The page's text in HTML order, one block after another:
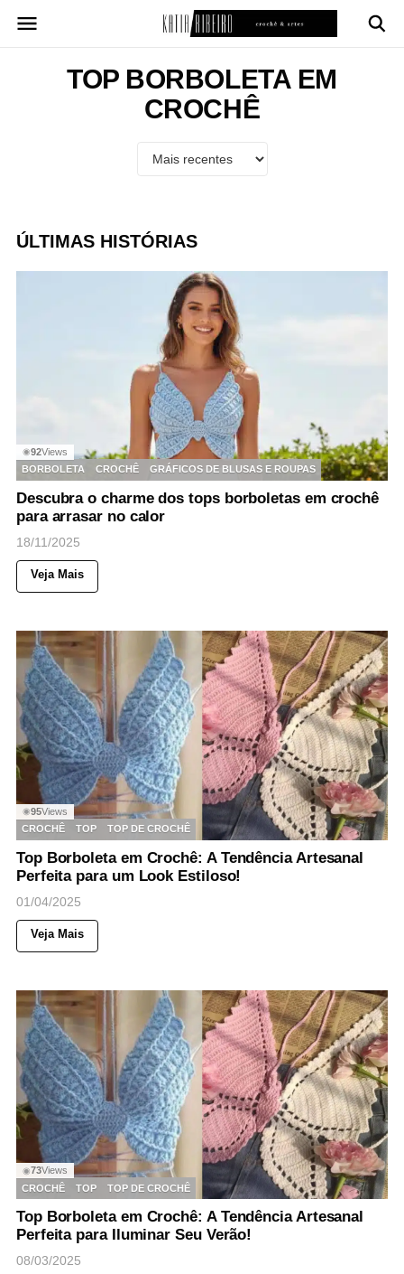
para
TOP BORBOLETA EM
CROCHÊ
ÚLTIMAS HISTÓRIAS
◉92Views
BORBOLETA
CROCHÊ GRÁFICOS DE BLUSAS E ROUPAS
Descubra o charme dos tops borboletas em crochê
para arrasar no calor
18/11/2025
Veja Mais
◉95Views
CROCHÊ
TOP TOP DE CROCHÊ
Top Borboleta em Crochê: A Tendência Artesanal
Perfeita para um Look Estiloso!
01/04/2025
Veja Mais
◉73Views
CROCHÊ
TOP TOP DE CROCHÊ
Top Borboleta em Crochê: A Tendência Artesanal
Perfeita para Iluminar Seu Verão!
08/03/2025